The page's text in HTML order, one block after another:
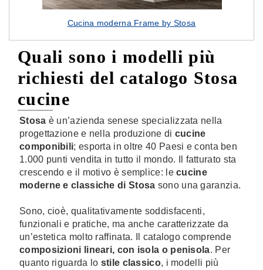
Cucina moderna Frame by Stosa
Quali sono i modelli più
richiesti del catalogo Stosa
cucine
Stosa è un’azienda senese specializzata nella
progettazione e nella produzione di cucine
componibili; esporta in oltre 40 Paesi e conta ben
1.000 punti vendita in tutto il mondo. Il fatturato sta
crescendo e il motivo è semplice: lecucine
moderne e classiche di Stosa sono una garanzia.
Sono, cioè, qualitativamente soddisfacenti,
funzionali e pratiche, ma anche caratterizzate da
un’estetica molto raffinata. Il catalogo comprende
composizioni lineari, con isola o penisola. Per
quanto riguarda lo stile classico, i modelli più